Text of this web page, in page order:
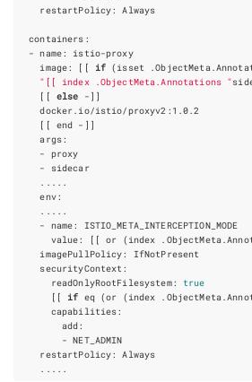
  - name: istio-proxy
    image:
[[ if (isset
"[[ index .ObjectMeta.Annotations "
[[
else - ]]
[[
end - ]]
      value:
[[ or (index
      readOnlyRootFilesystem:
true
[[
if eq (or (index